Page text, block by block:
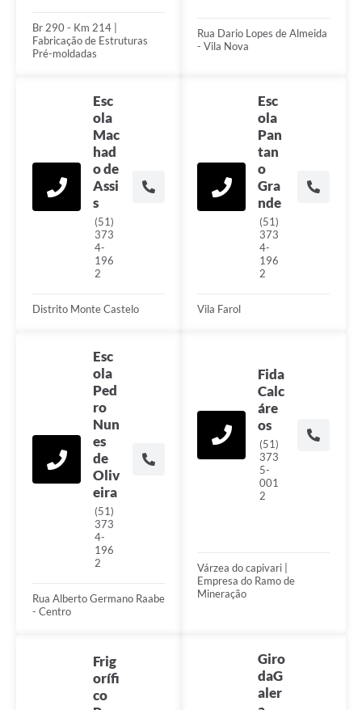
Br 290 - Km 214 |
Fabricação de Estruturas
Pré-moldadas
Rua Dario Lopes de Almeida
- Vila Nova
Esc
ola
Mac
had
o de
Assi
s
(51)
373
4-
196
2
Distrito Monte Castelo
Esc
ola
Pan
tan
o
Gra
nde
(51)
373
4-
196
2
Vila Farol
Esc
ola
Ped
ro
Nun
es
de
Oliv
eira
(51)
373
4-
196
2
Rua Alberto Germano Raabe
- Centro
Fida
Calc
áre
os
(51)
373
5-
001
2
Várzea do capivari |
Empresa do Ramo de
Mineração
Frig
orífi
co
Giro
daG
aler